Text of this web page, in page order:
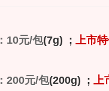
10元/包(7g) ; 上市特
200元/包(200g) ; 上